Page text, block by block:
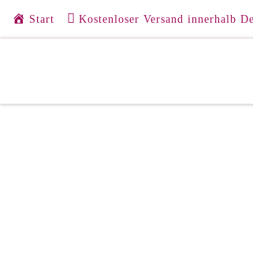
Zum Inhalt springen
Start Kostenloser Versand innerhalb